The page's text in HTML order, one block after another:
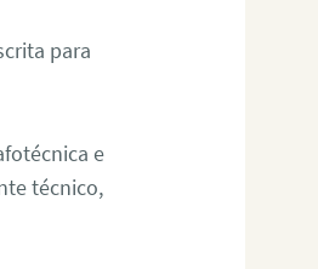
para
e
técnico,